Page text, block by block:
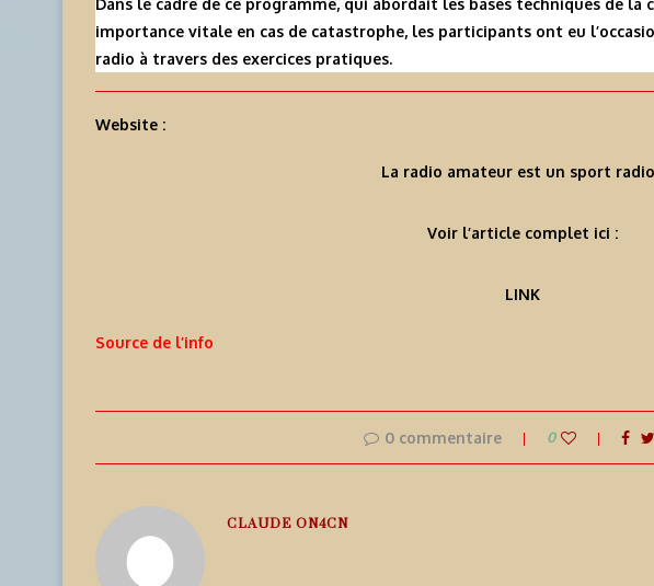
Dans le cadre de ce programme, qui abordait les bases techniques de
importance vitale en cas de catastrophe, les participants ont eu
radio à travers des exercices pratiques.
Website :
La radio amateur est un sport
Voir l’article complet ici :
LINK
Source de l’info
0 commentaire 0
CLAUDE ON4CN